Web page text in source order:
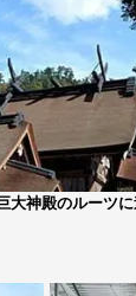
大神殿のルーツ